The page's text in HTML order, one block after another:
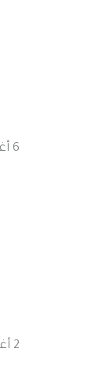
6 أغسطس، 2026
2 أغسطس، 2026